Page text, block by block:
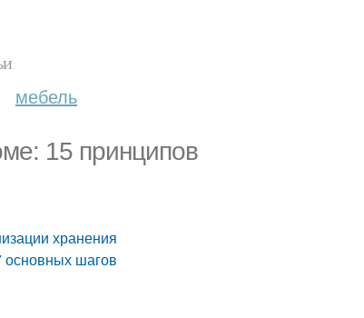
мебель
15 принципов
хранения
основных шагов